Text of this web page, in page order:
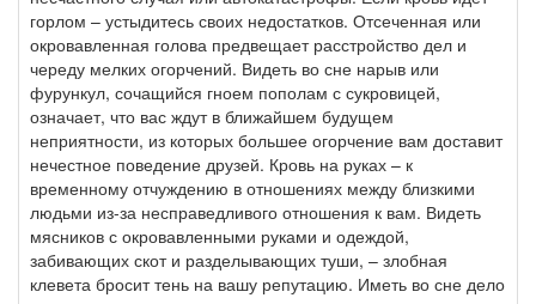
горлом – устыдитесь своих недостатков. Отсеченная или
окровавленная голова предвещает расстройство дел и
череду мелких огорчений. Видеть во сне нарыв или
фурункул, сочащийся гноем пополам с сукровицей,
означает, что вас ждут в ближайшем будущем
неприятности, из которых большее огорчение вам доставит
нечестное поведение друзей. Кровь на руках – к
временному отчуждению в отношениях между близкими
людьми из-за несправедливого отношения к вам. Видеть
мясников с окровавленными руками и одеждой,
забивающих скот и разделывающих туши, – злобная
клевета бросит тень на вашу репутацию. Иметь во сне дело